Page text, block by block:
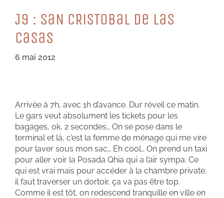
J9 : SaN CRiSToBaL De LaS
CaSaS
6 mai 2012
Arrivée à 7h, avec 1h d’avance. Dur réveil ce matin.
Le gars veut absolument les tickets pour les
bagages, ok, 2 secondes… On se pose dans le
terminal et là, c’est la femme de ménage qui me vire
pour laver sous mon sac… Eh cool… On prend un taxi
pour aller voir la Posada Qhia qui a l’air sympa. Ce
qui est vrai mais pour accéder à la chambre private,
il faut traverser un dortoir, ça va pas être top.
Comme il est tôt, on redescend tranquille en ville en